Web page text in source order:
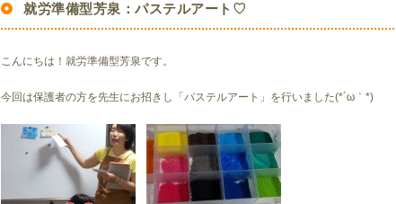
就労準備型芳泉：パステルアート♡
こんにちは！就労準備型芳泉です。
今回は保護者の方を先生にお招きし「パステルアート」を行いました(*´ω｀*)